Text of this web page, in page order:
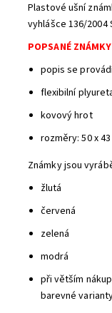
Plastové ušní
vyhlášce 136/2004
POPSANÉ
popis se
flexibilní
kovový hrot
rozměry: 50 x
Známky jsou
žlutá
červená
zelená
modrá
při větším
barevné